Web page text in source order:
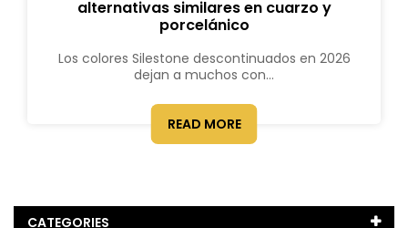
alternativas similares en cuarzo y
porcelánico
Los colores Silestone descontinuados en 2026
dejan a muchos con...
READ MORE
CATEGORIES